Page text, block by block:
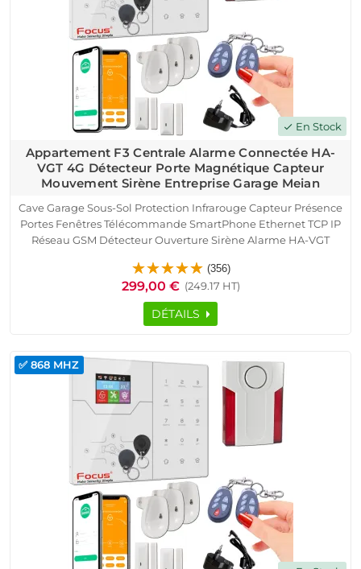
check En Stock
Appartement F3 Centrale Alarme Connectée HA-
VGT 4G Détecteur Porte Magnétique Capteur
Mouvement Sirène Entreprise Garage Meian
Cave Garage Sous-Sol Protection Infrarouge Capteur Présence
Portes Fenêtres Télécommande SmartPhone Ethernet TCP IP
Réseau GSM Détecteur Ouverture Sirène Alarme HA-VGT
Contrôle Accès RFID Logement Connecté
(356)
299,00 € (249.17 HT)
DÉTAILS
✅ 868 MHZ